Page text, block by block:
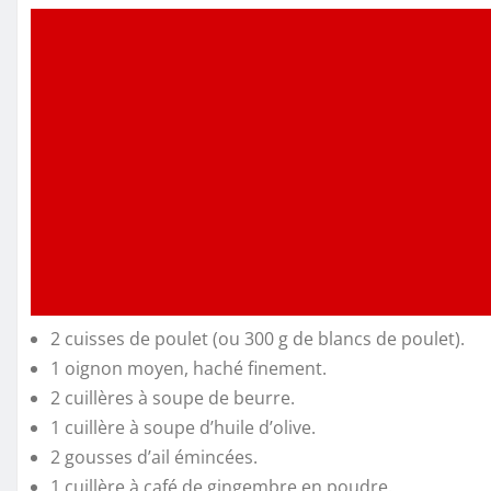
2 cuisses de poulet (ou 300 g de blancs de poulet).
1 oignon moyen, haché finement.
2 cuillères à soupe de beurre.
1 cuillère à soupe d’huile d’olive.
2 gousses d’ail émincées.